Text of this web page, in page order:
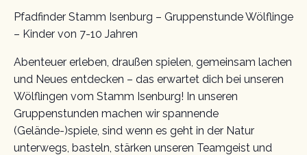
Pfadfinder Stamm Isenburg – Gruppenstunde Wölflinge
– Kinder von 7-10 Jahren
Abenteuer erleben, draußen spielen, gemeinsam lachen
und Neues entdecken – das erwartet dich bei unseren
Wölflingen vom Stamm Isenburg! In unseren
Gruppenstunden machen wir spannende
(Gelände-)spiele, sind wenn es geht in der Natur
unterwegs, basteln, stärken unseren Teamgeist und